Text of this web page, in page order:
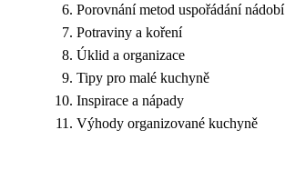
Porovnání metod uspořádání nádobí
Potraviny a koření
Úklid a organizace
Tipy pro malé kuchyně
Inspirace a nápady
Výhody organizované kuchyně